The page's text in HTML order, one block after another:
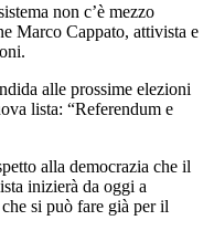
non c’è mezzo
Marco Cappato, attivista e
alle prossime elezioni
lista: “Referendum e
alla democrazia che il
inizierà da oggi a
si può fare già per il